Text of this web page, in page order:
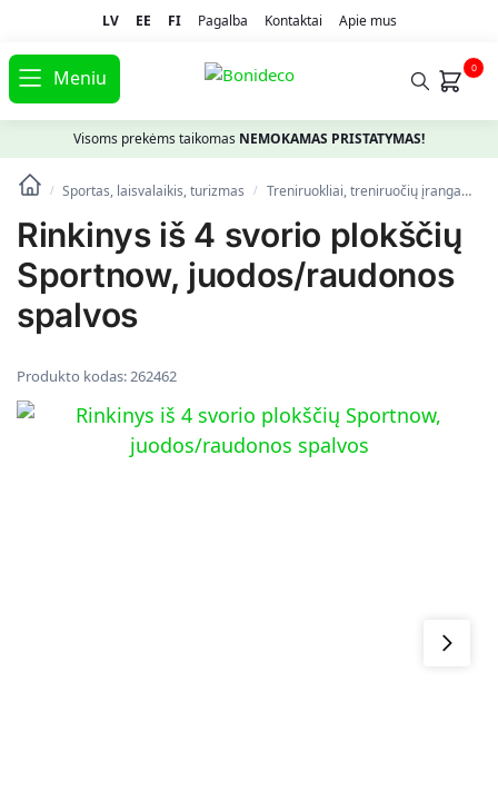
LV EE FI Pagalba Kontaktai Apie mus
Meniu 0
Visoms prekėms taikomas NEMOKAMAS PRISTATYMAS!
/ Sportas, laisvalaikis, turizmas / Treniruokliai, treniruočių įranga
Rinkinys iš 4 svorio plokščių
Sportnow, juodos/raudonos
spalvos
Produkto kodas:262462